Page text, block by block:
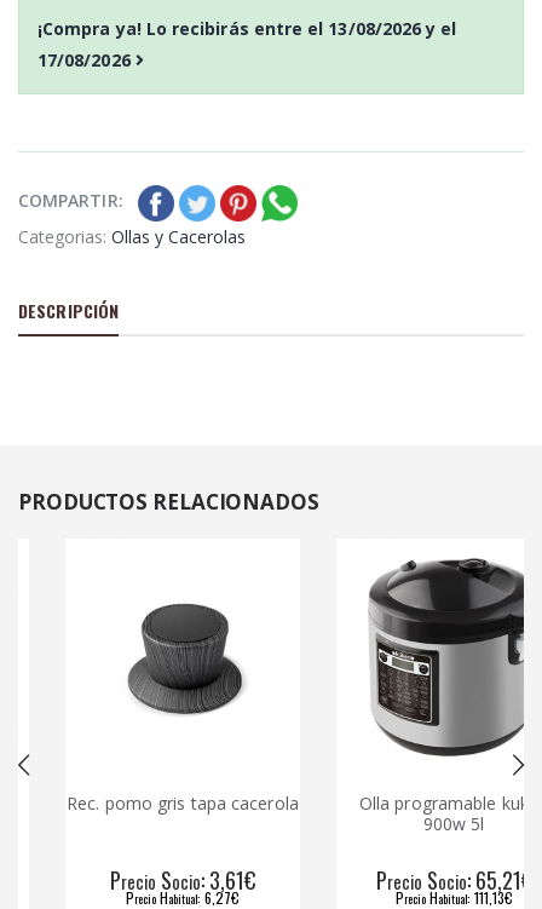
¡Compra ya! Lo recibirás entre el 13/08/2026y el
17/08/2026
COMPARTIR:
Categorias: Ollas y Cacerolas
DESCRIPCIÓN
PRODUCTOS RELACIONADOS
Rec. pomo gris tapa cacerola
recioSocio: 3,61€
recioHabitual: 6,27€
Olla programable kuken
900w 5l
recioSocio: 65,21€
recioHabitual: 111,13€